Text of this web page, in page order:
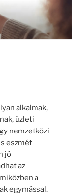
alkalmak,
üzleti
nemzetközi
eszmét
jó
az
a
egymással.